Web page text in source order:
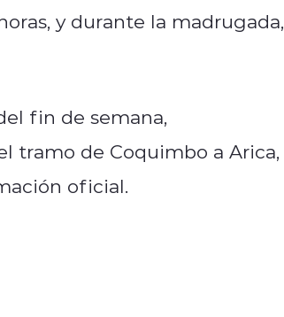
y durante la madrugada,
fin de semana,
tramo de Coquimbo a Arica,
oficial.